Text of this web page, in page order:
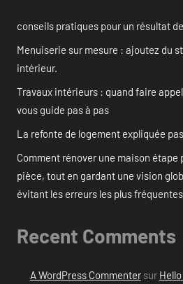
conseils pratiques pour un résultat
Menuiserie sur mesure : ajoutez du
intérieur.
Travaux intérieurs : quand faire
vous guide pas à pas
La refonte de logement expliquée
Comment rénover une maison étape
pièce, tout en gardant une vision
évitant les erreurs les plus
Recent Comments
A WordPress Commentersur